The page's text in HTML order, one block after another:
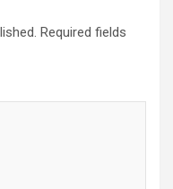
Required fields